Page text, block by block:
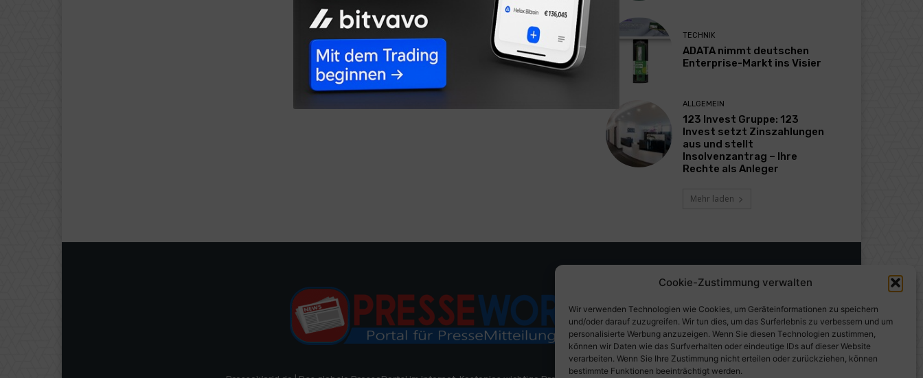
Cookie-Zustimmung verwalten
Wir verwenden Technologien wie Cookies, um Geräteinformationen zu speichern
und/oder darauf zuzugreifen. Wir tun dies, um das Surferlebnis zu verbessern und um
personalisierte Werbung anzuzeigen. Wenn Sie diesen Technologien zustimmen,
können wir Daten wie das Surfverhalten oder eindeutige IDs auf dieser Website
verarbeiten. Wenn Sie Ihre Zustimmung nicht erteilen oder zurückziehen, können
bestimmte Funktionen beeinträchtigt werden.
TECHNIK
ADATA nimmt deutschen
Enterprise-Markt ins Visier
ALLGEMEIN
123 Invest Gruppe: 123
Invest setzt Zinszahlungen
aus und stellt
Insolvenzantrag – Ihre
Rechte als Anleger
Mehr laden